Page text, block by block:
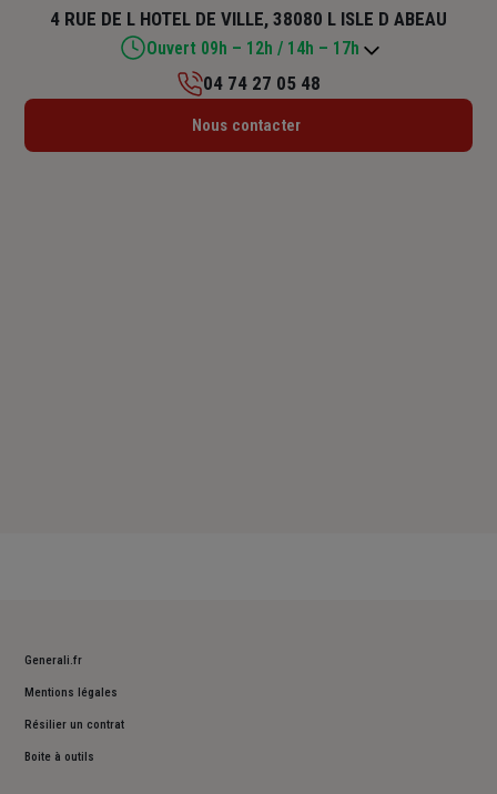
4 RUE DE L HOTEL DE VILLE, 38080 L ISLE D ABEAU
Ouvert 09h – 12h / 14h – 17h
Lundi : 14h30 – 18h
04 74 27 05 48
Nous contacter
Generali.fr
Mentions légales
Résilier un contrat
Boite à outils